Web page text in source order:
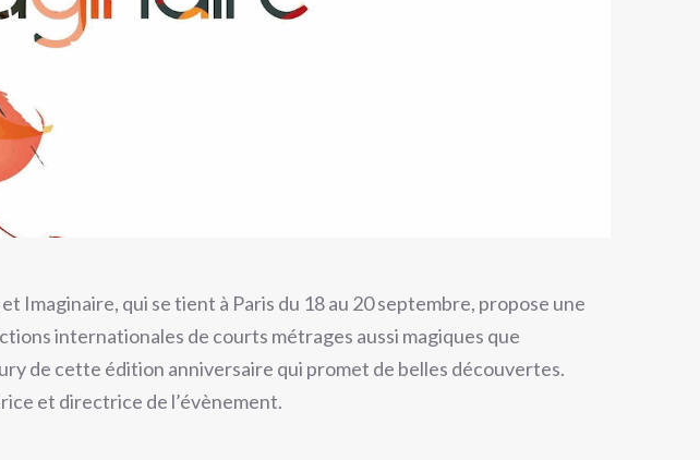
Imaginaire, qui se tient à Paris du 18 au 20 septembre, propose une
internationales de courts métrages aussi magiques que
de cette édition anniversaire qui promet de belles découvertes.
et directrice de l’évènement.